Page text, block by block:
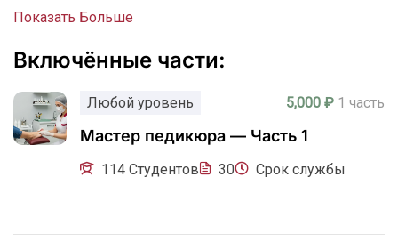
Показать Больше
Включённые части:
Любой уровень 5,000 ₽ 1 часть
Мастер педикюра — Часть 1
114 Студентов 30 Срок службы